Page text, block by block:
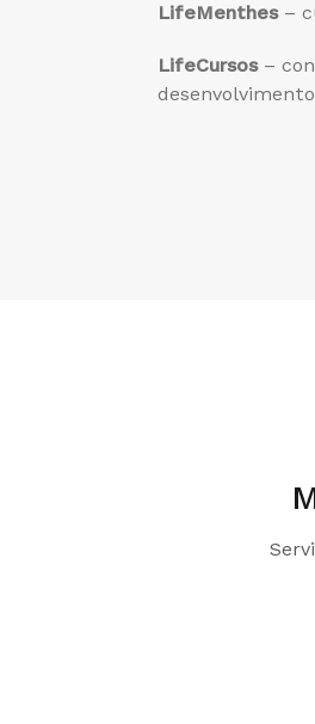
LifeMenthes–
LifeCursos–